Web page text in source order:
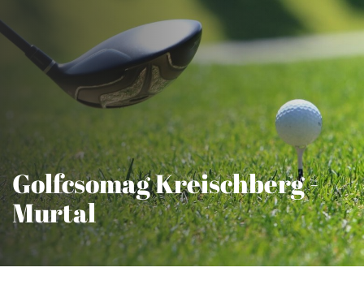
Golfcsomag Kreischberg -
Murtal